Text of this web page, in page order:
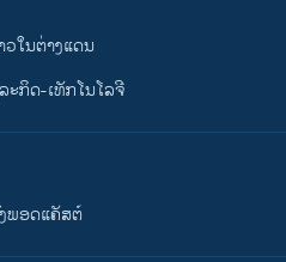
ວໃນຕ່າງແດນ
ະກິດ-ເທັກໂນໂລຈີ
ພອດແຄັສຕ໌